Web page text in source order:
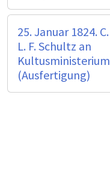
25. Januar 1824. C.
L. F. Schultz an
Kultusministerium
(Ausfertigung)